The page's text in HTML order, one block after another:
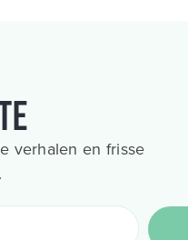
verhalen en frisse